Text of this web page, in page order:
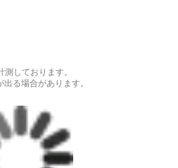
しております。
る場合があります。